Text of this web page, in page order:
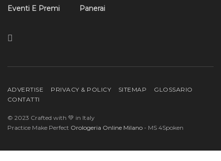
Eventi E Premi
Panerai
ADVERTISE PRIVACY & POLICY SITEMAP
GLOSSARIO
CONTATTI
© 2023 Crafted with 💚 in Italy
Practice Make Perfect Orologeria Online Milano - MS 4Spoken